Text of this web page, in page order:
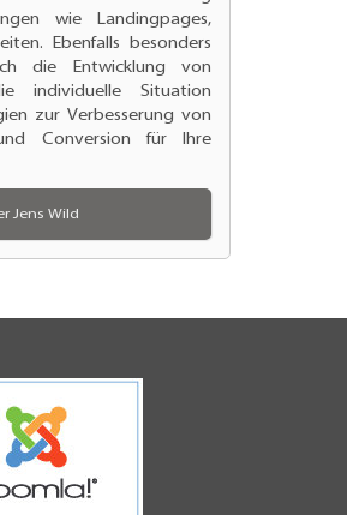
wie Landingpages,
Ebenfalls besonders
die Entwicklung von
individuelle Situation
zur Verbesserung von
Conversion für Ihre
Jens Wild